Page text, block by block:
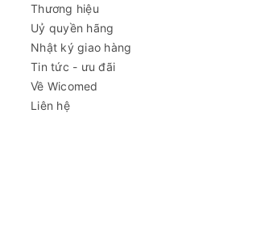
Thương hiệu
Uỷ quyền hãng
Nhật ký giao hàng
Tin tức - ưu đãi
Về Wicomed
Liên hệ